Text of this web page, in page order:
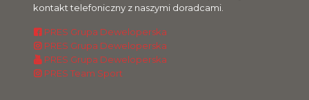
kontakt telefoniczny z naszymi doradcami.
PRES Grupa Deweloperska
PRES Grupa Deweloperska
PRES Grupa Deweloperska
PRES Team Sport